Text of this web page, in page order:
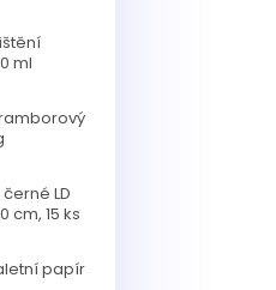
ml
LD
cm, 15 ks
papír